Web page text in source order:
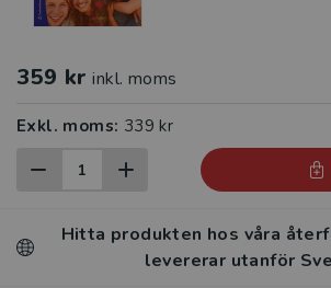
359 kr inkl. moms
Exkl. moms: 339 kr
Hitta produkten hos våra
levererar utanför